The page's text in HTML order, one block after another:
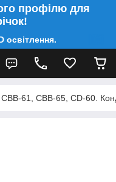
профілю для
освітлення.
61, CBB-65, CD-60.